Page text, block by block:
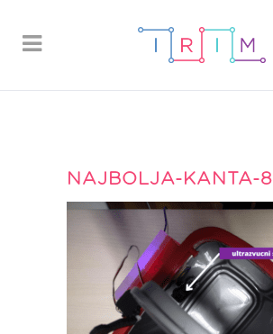
NAJBOLJA-KANTA-8